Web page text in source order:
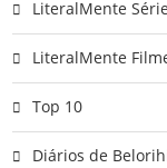
LiteralMente
LiteralMente
Top 10
Diários de